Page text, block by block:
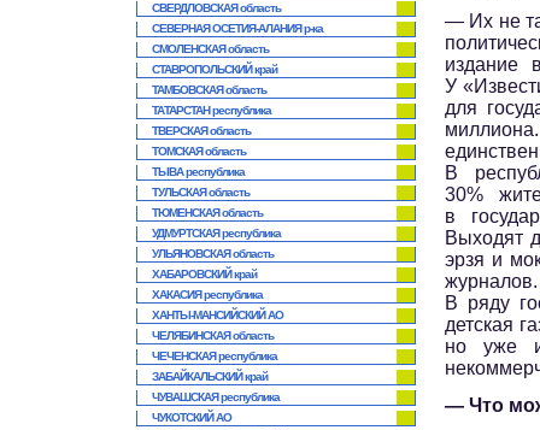
СВЕРДЛОВСКАЯ область
СЕВЕРНАЯ ОСЕТИЯ-АЛАНИЯ р-ка
СМОЛЕНСКАЯ область
СТАВРОПОЛЬСКИЙ край
ТАМБОВСКАЯ область
ТАТАРСТАН республика
ТВЕРСКАЯ область
ТОМСКАЯ область
ТЫВА республика
ТУЛЬСКАЯ область
ТЮМЕНСКАЯ область
УДМУРТСКАЯ республика
УЛЬЯНОВСКАЯ область
ХАБАРОВСКИЙ край
ХАКАСИЯ республика
ХАНТЫ-МАНСИЙСКИЙ АО
ЧЕЛЯБИНСКАЯ область
ЧЕЧЕНСКАЯ республика
ЗАБАЙКАЛЬСКИЙ край
ЧУВАШСКАЯ республика
ЧУКОТСКИЙ АО
— Их не
издание
У
для
В
30%
в
Выходят
эрзя и
журналов.
В ряду
детская
но уже
— Что